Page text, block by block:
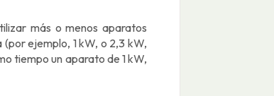
más o menos aparatos
ejemplo, 1 kW, o 2,3 kW,
tiempo un aparato de 1 kW,